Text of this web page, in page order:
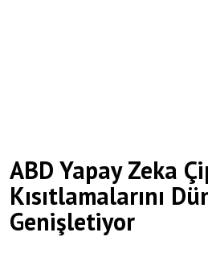
ABD Yapay Zeka
Kısıtlamalarını
Genişletiyor